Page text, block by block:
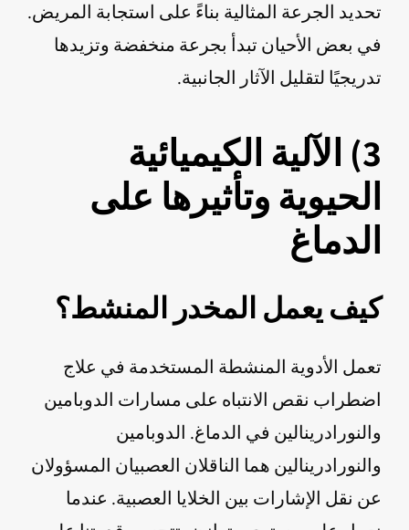
تحديد الجرعة المثالية بناءً على استجابة المريض.
في بعض الأحيان تبدأ بجرعة منخفضة وتزيدها
تدريجيًا لتقليل الآثار الجانبية.
3) الآلية الكيميائية
الحيوية وتأثيرها على
الدماغ
كيف يعمل المخدر المنشط؟
تعمل الأدوية المنشطة المستخدمة في علاج
اضطراب نقص الانتباه على مسارات الدوبامين
والنورادرينالين في الدماغ. الدوبامين
والنورادرينالين هما الناقلان العصبيان المسؤولان
عن نقل الإشارات بين الخلايا العصبية. عندما